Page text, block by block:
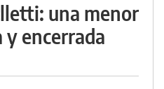
una menor
y encerrada